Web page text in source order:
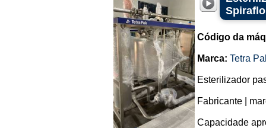
Spiraflo
Código da
Marca: Tetra
Esterilizador
Fabricante |
Capacidade